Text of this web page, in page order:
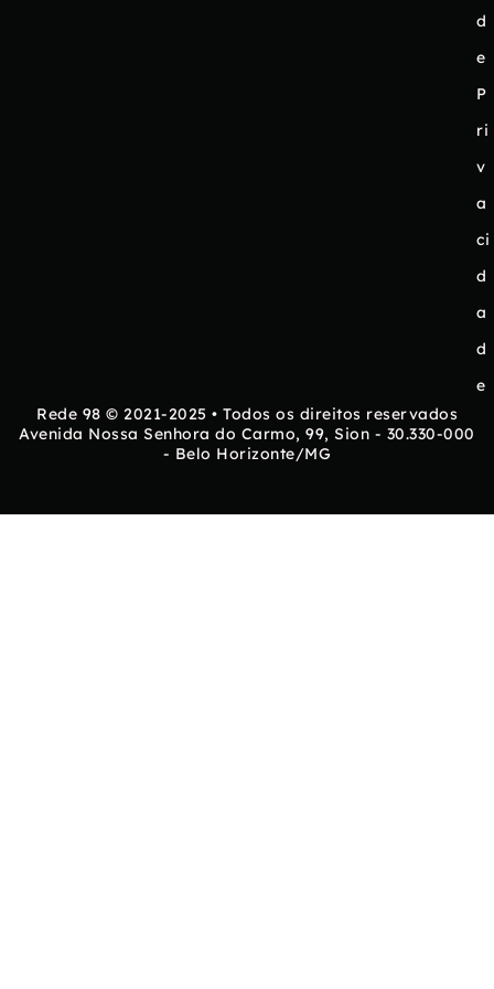
d
e
P
ri
v
a
ci
d
a
d
e
Rede 98 © 2021-2025 • Todos os direitos reservados
Avenida Nossa Senhora do Carmo, 99, Sion - 30.330-000
- Belo Horizonte/MG